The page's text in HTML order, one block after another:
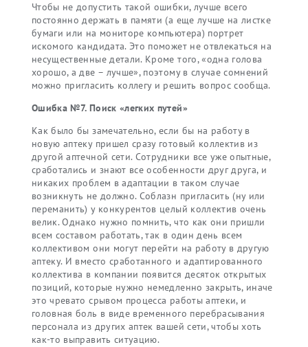
Чтобы не допустить такой ошибки, лучше всего
постоянно держать в памяти (а еще лучше на листке
бумаги или на мониторе компьютера) портрет
искомого кандидата. Это поможет не отвлекаться на
несущественные детали. Кроме того, «одна голова
хорошо, а две – лучше», поэтому в случае сомнений
можно пригласить коллегу и решить вопрос сообща.
Ошибка №7. Поиск «легких путей»
Как было бы замечательно, если бы на работу в
новую аптеку пришел сразу готовый коллектив из
другой аптечной сети. Сотрудники все уже опытные,
сработались и знают все особенности друг друга, и
никаких проблем в адаптации в таком случае
возникнуть не должно. Соблазн пригласить (ну или
переманить) у конкурентов целый коллектив очень
велик. Однако нужно помнить, что как они пришли
всем составом работать, так в один день всем
коллективом они могут перейти на работу в другую
аптеку. И вместо сработанного и адаптированного
коллектива в компании появится десяток открытых
позиций, которые нужно немедленно закрыть, иначе
это чревато срывом процесса работы аптеки, и
головная боль в виде временного перебрасывания
персонала из других аптек вашей сети, чтобы хоть
как-то выправить ситуацию.